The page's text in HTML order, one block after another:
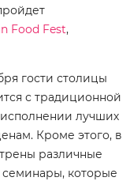
Food Fest,
гости столицы
с традиционной
лучших
Кроме этого, в
различные
которые